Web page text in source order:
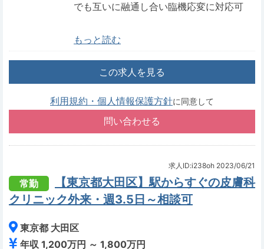
でも互いに融通し合い臨機応変に対応可
もっと読む
この求人を見る
利用規約・個人情報保護方針に同意して
求人ID:i238oh 2023/06/21
常勤
【東京都大田区】駅からすぐの皮膚科
クリニック外来・週3.5日～相談可
東京都 大田区
年収 1,200万円 ～ 1,800万円